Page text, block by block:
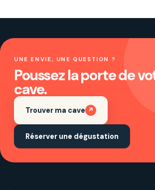
UNE ENVIE, UNE QUESTION ?
Poussez la porte de
cave.
Trouver ma cave ↗
Réserver une dégustation